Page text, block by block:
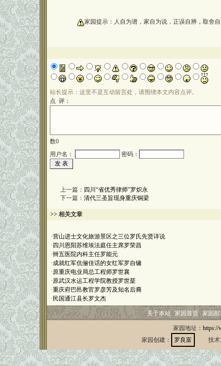
家园提示：人自为谱，家自为说，正误自辨，取舍
站长提示：这里不是互动留言处，请围绕本文内容点评。
点 评：
数0
用户名：
密码：
上一篇： 四川“省优秀律师”罗炽永
下一篇： 清代三圣旨现身重庆铜梁
>> 相关文章
·营山进士文化旅游景区之三位罗氏先贤详说
· 四川恩阳苏维埃法庭任主席罗荣昌
·卌五医院内科主任罗能元
·成就红军伉俪佳话的女红军罗自镛
·原重庆电业局总工程师罗世襄
·原武汉水运工程学院教授罗世棻
·重庆府巴邑教官罗彦芳及知名后裔
· 民国通江县长罗文杰
关于本站 家园首页 家园
家园地址： https://
家园创建：
罗良富 技术